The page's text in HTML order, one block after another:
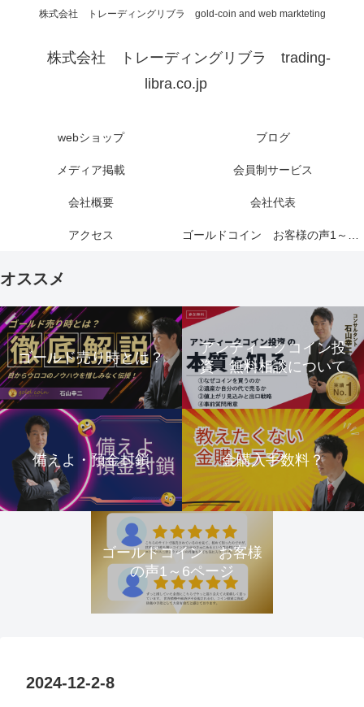
株式会社 トレーディングリブラ gold-coin and web markteting
株式会社 トレーディングリブラ trading-
libra.co.jp
webショップ ブログ
メディア掲載 会員制サービス
会社概要 会社代表
アクセス ゴールドコイン お客様の声1～6ページ
オススメ
ゴールド売り時とは？
アンティークコイン投
資 無料相談について
備えよ・預金封鎖 金購入手数料？
ゴールドコイン お客様
の声1～6ページ
2024-12-2-8